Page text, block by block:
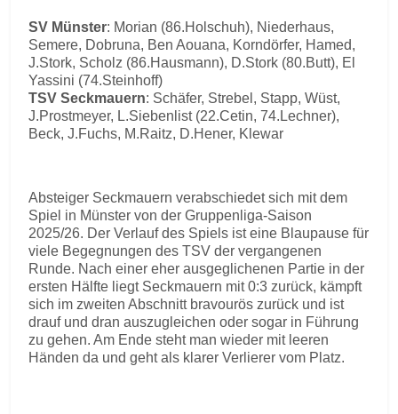
SV Münster: Morian (86.Holschuh), Niederhaus,
Semere, Dobruna, Ben Aouana, Korndörfer, Hamed,
J.Stork, Scholz (86.Hausmann), D.Stork (80.Butt), El
Yassini (74.Steinhoff)
TSV Seckmauern: Schäfer, Strebel, Stapp, Wüst,
J.Prostmeyer, L.Siebenlist (22.Cetin, 74.Lechner),
Beck, J.Fuchs, M.Raitz, D.Hener, Klewar
Absteiger Seckmauern verabschiedet sich mit dem
Spiel in Münster von der Gruppenliga-Saison
2025/26. Der Verlauf des Spiels ist eine Blaupause für
viele Begegnungen des TSV der vergangenen
Runde. Nach einer eher ausgeglichenen Partie in der
ersten Hälfte liegt Seckmauern mit 0:3 zurück, kämpft
sich im zweiten Abschnitt bravourös zurück und ist
drauf und dran auszugleichen oder sogar in Führung
zu gehen. Am Ende steht man wieder mit leeren
Händen da und geht als klarer Verlierer vom Platz.